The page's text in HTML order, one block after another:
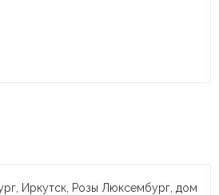
Иркутск, Розы Люксембург, дом